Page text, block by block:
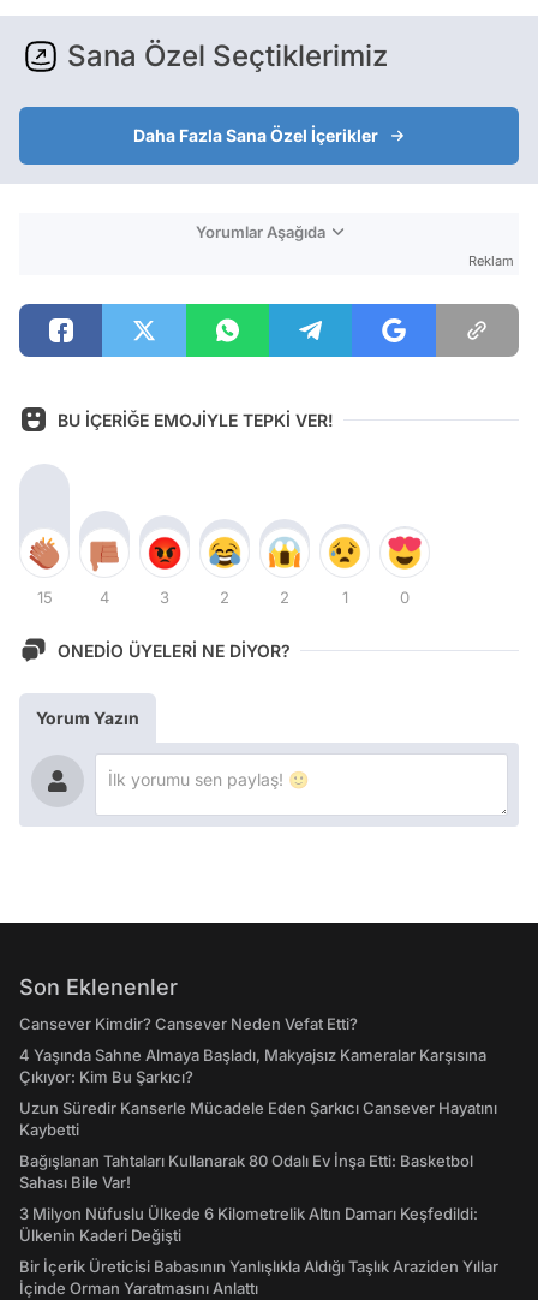
Sana Özel Seçtiklerimiz
Daha Fazla Sana Özel İçerikler
Yorumlar Aşağıda
Reklam
BU İÇERİĞE EMOJİYLE TEPKİ VER!
15 4 3 2 2 1 0
ONEDİO ÜYELERİ NE DİYOR?
Yorum Yazın
Son Eklenenler
Cansever Kimdir? Cansever Neden Vefat Etti?
4 Yaşında Sahne Almaya Başladı, Makyajsız Kameralar Karşısına
Çıkıyor: Kim Bu Şarkıcı?
Uzun Süredir Kanserle Mücadele Eden Şarkıcı Cansever Hayatını
Kaybetti
Bağışlanan Tahtaları Kullanarak 80 Odalı Ev İnşa Etti: Basketbol
Sahası Bile Var!
3 Milyon Nüfuslu Ülkede 6 Kilometrelik Altın Damarı Keşfedildi:
Ülkenin Kaderi Değişti
Bir İçerik Üreticisi Babasının Yanlışlıkla Aldığı Taşlık Araziden Yıllar
İçinde Orman Yaratmasını Anlattı